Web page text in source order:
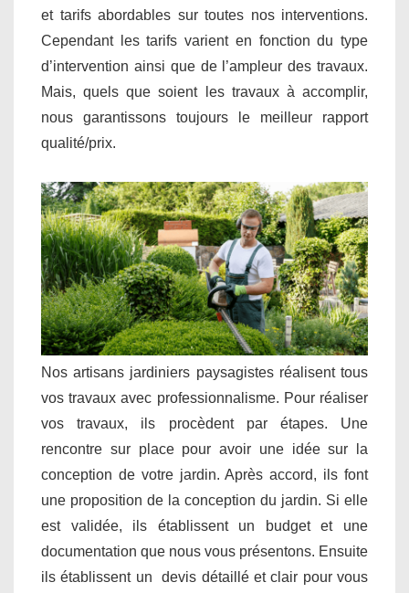
et tarifs abordables sur toutes nos interventions.
Cependant les tarifs varient en fonction du type
d’intervention ainsi que de l’ampleur des travaux.
Mais, quels que soient les travaux à accomplir,
nous garantissons toujours le meilleur rapport
qualité/prix.
Nos artisans jardiniers paysagistes réalisent tous
vos travaux avec professionnalisme. Pour réaliser
vos travaux, ils procèdent par étapes. Une
rencontre sur place pour avoir une idée sur la
conception de votre jardin. Après accord, ils font
une proposition de la conception du jardin. Si elle
est validée, ils établissent un budget et une
documentation que nous vous présentons. Ensuite
ils établissent un devis détaillé et clair pour vous